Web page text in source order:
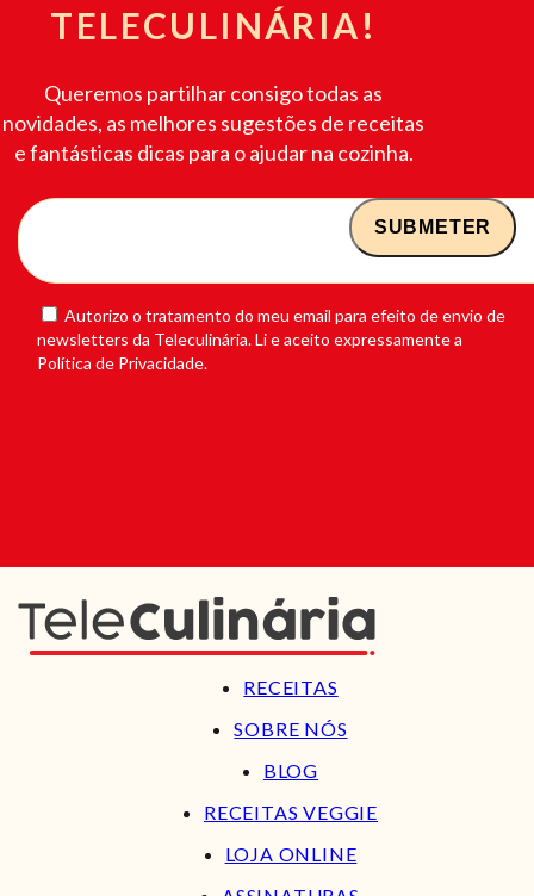
TELECULINÁRIA!
Queremos partilhar consigo todas as
novidades, as melhores sugestões de receitas
e fantásticas dicas para o ajudar na cozinha.
Autorizo o tratamento do meu email para efeito de envio de
newsletters da Teleculinária. Li e aceito expressamente a
Política de Privacidade.
RECEITAS
SOBRE NÓS
BLOG
RECEITAS VEGGIE
LOJA ONLINE